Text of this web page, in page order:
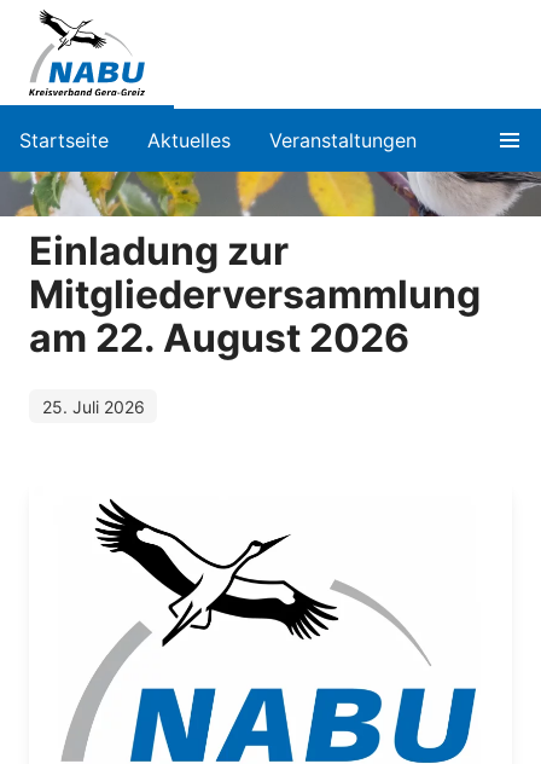
Startseite Aktuelles Veranstaltungen
Einladung zur
Mitgliederversammlung
am 22. August 2026
25. Juli 2026